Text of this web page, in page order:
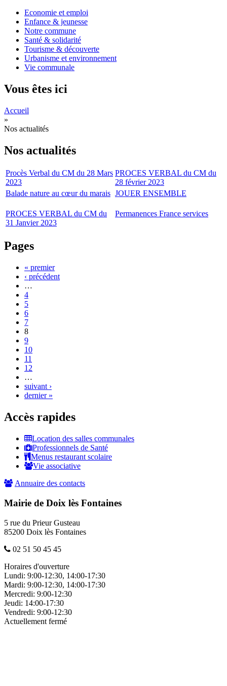
Economie et emploi
Enfance & jeunesse
Notre commune
Santé & solidarité
Tourisme & découverte
Urbanisme et environnement
Vie communale
Vous êtes ici
Accueil
»
Nos actualités
Nos actualités
Procès Verbal du CM du 28 Mars
2023
PROCES VERBAL du CM du
28 février 2023
Balade nature au cœur du marais JOUER ENSEMBLE
PROCES VERBAL du CM du
31 Janvier 2023
Permanences France services
Pages
« premier
‹ précédent
…
4
5
6
7
8
9
10
11
12
…
suivant ›
dernier »
Accès rapides
Location des salles communales
Professionnels de Santé
Menus restaurant scolaire
Vie associative
Annuaire des contacts
Mairie de Doix lès Fontaines
5 rue du Prieur Gusteau
85200 Doix lès Fontaines
02 51 50 45 45
Horaires d'ouverture
Lundi: 9:00-12:30, 14:00-17:30
Mardi: 9:00-12:30, 14:00-17:30
Mercredi: 9:00-12:30
Jeudi: 14:00-17:30
Vendredi: 9:00-12:30
Actuellement fermé